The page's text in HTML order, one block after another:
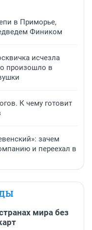
в Приморье,
Фиником
исчезла
произошло в
К чему готовит
зачем
и переехал в
мира без